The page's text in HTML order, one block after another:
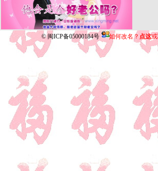
© 闽ICP备05000184号 如何改名？ 点这或